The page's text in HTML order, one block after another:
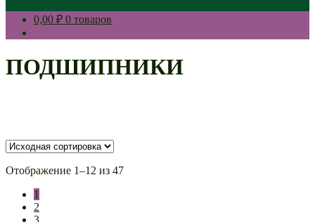
0,00 ₽ 0 товаров
ПОДШИПНИКИ
Отображение 1–12 из 47
1
2
3